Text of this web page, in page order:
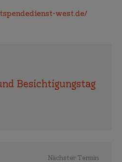
west.de/
Besichtigungstag
Nächster Termin